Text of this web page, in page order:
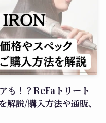
も！？ReFaトリート
解説/購入方法や通販、